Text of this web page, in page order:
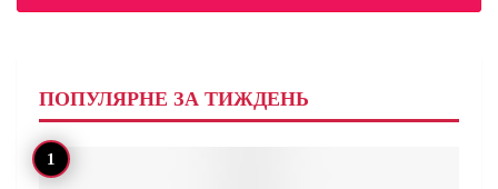
ПОПУЛЯРНЕ ЗА ТИЖДЕНЬ